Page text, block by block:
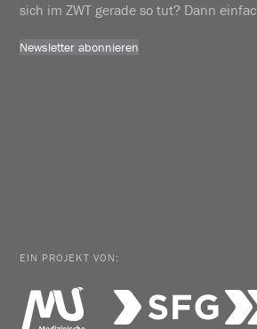
sich im ZWT gerade so tut? Dann
Newsletter abonnieren
EIN PROJEKT VON: